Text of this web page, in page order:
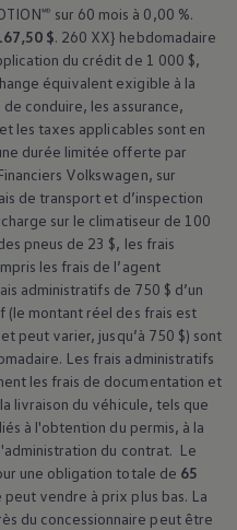
sur 60 mois à 0,00 %.
$. 260 XX} hebdomadaire
du crédit de 1 000 $,
équivalent exigible à la
conduire, les assurance,
les taxes applicables sont en
durée limitée offerte par
Volkswagen, sur
de transport et d’inspection
sur le climatiseur de 100
pneus de 23 $, les frais
les frais de l’agent
administratifs de 750 $ d’un
(le montant réel des frais est
peut varier, jusqu’à 750 $) sont
Les frais administratifs
les frais de documentation et
livraison du véhicule, tels que
à l'obtention du permis, à la
du contrat. Le
une obligation totale de 65
peut vendre à prix plus bas. La
du concessionnaire peut être